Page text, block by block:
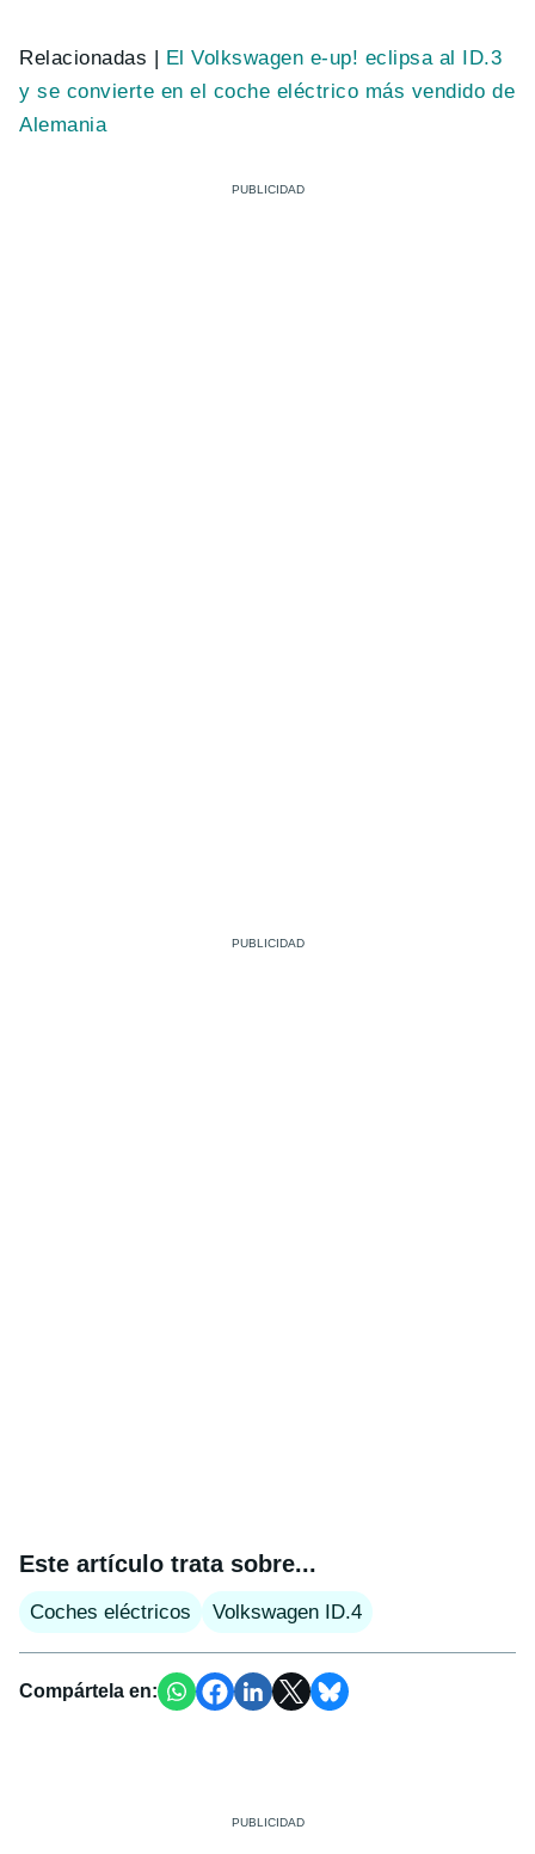
Relacionadas |
El Volkswagen e-up! eclipsa al ID.3
y se convierte en el coche eléctrico más vendido de
Alemania
Este artículo trata sobre...
Coches eléctricos Volkswagen ID.4
Compártela en: